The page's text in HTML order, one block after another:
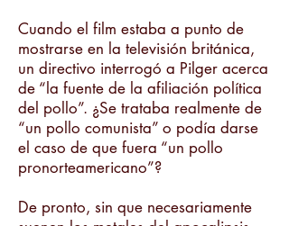
Cuando el film estaba a punto de
mostrarse en la televisión británica,
un directivo interrogó a Pilger acerca
de “la fuente de la afiliación política
del pollo”. ¿Se trataba realmente de
“un pollo comunista” o podía darse
el caso de que fuera “un pollo
pronorteamericano”?
De pronto, sin que necesariamente